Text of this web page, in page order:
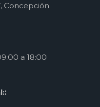
Concepción
a 18:00
: